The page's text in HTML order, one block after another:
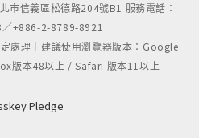
市信義區松德路204號B1 服務電話：
+886-2-8789-8921
處理｜建議使用瀏覽器版本：Google
版本48以上 / Safari 版本11以上
Pledge